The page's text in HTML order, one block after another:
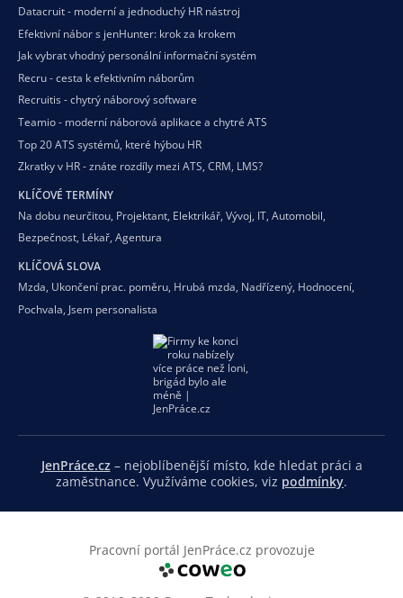
Datacruit - moderní a jednoduchý HR nástroj
Efektivní nábor s jenHunter: krok za krokem
Jak vybrat vhodný personální informační systém
Recru - cesta k efektivním náborům
Recruitis - chytrý náborový software
Teamio - moderní náborová aplikace a chytré ATS
Top 20 ATS systémů, které hýbou HR
Zkratky v HR - znáte rozdíly mezi ATS, CRM, LMS?
KLÍČOVÉ TERMÍNY
Na dobu neurčitou, Projektant, Elektrikář, Vývoj, IT, Automobil,
Bezpečnost, Lékař, Agentura
KLÍČOVÁ SLOVA
Mzda, Ukončení prac. poměru, Hrubá mzda, Nadřízený, Hodnocení,
Pochvala, Jsem personalista
JenPráce.cz– nejoblíbenější místo, kde hledat práci a
zaměstnance. Využíváme cookies, viz podmínky.
Pracovní portál JenPráce.cz provozuje